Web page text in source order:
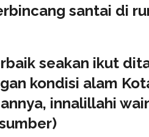
santai di
seakan ikut
kondisi alam
innalillahi